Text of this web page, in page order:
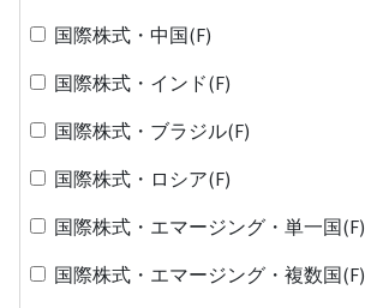
国際株式・中国(F)
国際株式・インド(F)
国際株式・ブラジル(F)
国際株式・ロシア(F)
国際株式・エマージング・単一国(F)
国際株式・エマージング・複数国(F)